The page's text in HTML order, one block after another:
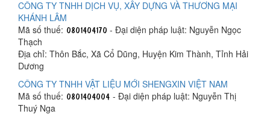
CÔNG TY TNHH DỊCH VỤ, XÂY DỰNG VÀ THƯƠNG MẠI
KHÁNH LÂM
Mã số thuế:
- Đại diện pháp luật: Nguyễn Ngọc
Thạch
Địa chỉ: Thôn Bắc, Xã Cổ Dũng, Huyện Kim Thành, Tỉnh Hải
Dương
CÔNG TY TNHH VẬT LIỆU MỚI SHENGXIN VIỆT NAM
Mã số thuế:
- Đại diện pháp luật: Nguyễn Thị
Thuý Nga